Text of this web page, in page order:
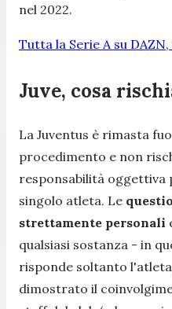
nel 2022.
Tutta la Serie A su
Juve, cosa
La Juventus è rimasta
procedimento e non
responsabilità oggettiva
singolo atleta. Le
strettamente personali
qualsiasi sostanza - in
risponde soltanto
dimostrato il